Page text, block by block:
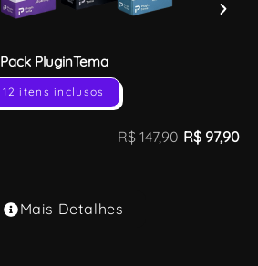
Pack PluginTema
12 itens inclusos
R$147,90 R$ 97,90
Mais Detalhes